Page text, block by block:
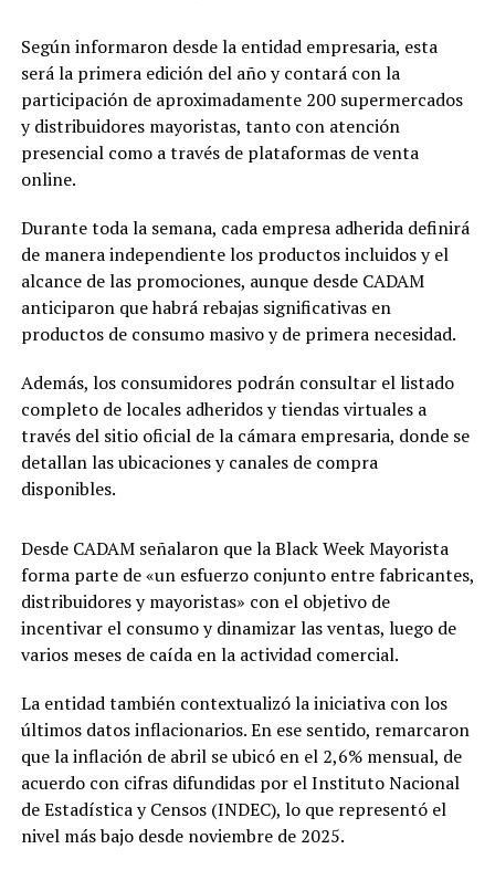
Según informaron desde la entidad empresaria, esta
será la primera edición del año y contará con la
participación de aproximadamente 200 supermercados
y distribuidores mayoristas, tanto con atención
presencial como a través de plataformas de venta
online.
Durante toda la semana, cada empresa adherida definirá
de manera independiente los productos incluidos y el
alcance de las promociones, aunque desde CADAM
anticiparon que habrá rebajas significativas en
productos de consumo masivo y de primera necesidad.
Además, los consumidores podrán consultar el listado
completo de locales adheridos y tiendas virtuales a
través del sitio oficial de la cámara empresaria, donde se
detallan las ubicaciones y canales de compra
disponibles.
Desde CADAM señalaron que la Black Week Mayorista
forma parte de «un esfuerzo conjunto entre fabricantes,
distribuidores y mayoristas» con el objetivo de
incentivar el consumo y dinamizar las ventas, luego de
varios meses de caída en la actividad comercial.
La entidad también contextualizó la iniciativa con los
últimos datos inflacionarios. En ese sentido, remarcaron
que la inflación de abril se ubicó en el 2,6% mensual, de
acuerdo con cifras difundidas por el Instituto Nacional
de Estadística y Censos (INDEC), lo que representó el
nivel más bajo desde noviembre de 2025.